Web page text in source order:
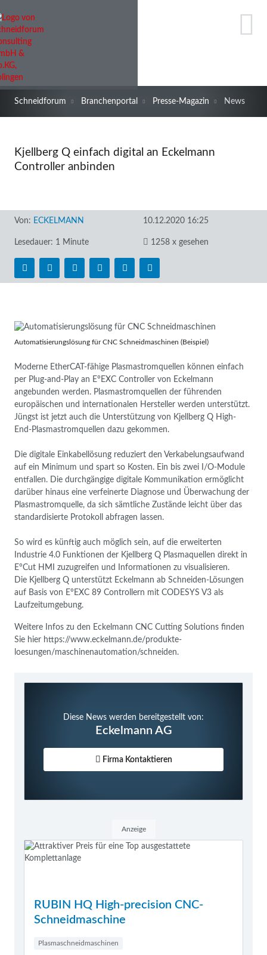
Schneidforum Branchenportal Presse-Magazin News
Kjellberg Q einfach digital an Eckelmann
Controller anbinden
Von: ECKELMANN 10.12.2020 16:25
Lesedauer: 1 Minute 1258 x gesehen
Automatisierungslösung für CNC Schneidmaschinen (Beispiel)
Moderne EtherCAT-fähige Plasmastromquellen können einfach
per Plug-and-Play an E°EXC Controller von Eckelmann
angebunden werden. Plasmastromquellen der führenden
europäischen und internationalen Hersteller werden unterstützt.
Jüngst ist jetzt auch die Unterstützung von Kjellberg Q High-
End-Plasmastromquellen dazu gekommen.
Die digitale Einkabellösung reduziert den Verkabelungsaufwand
auf ein Minimum und spart so Kosten. Ein bis zwei I/O-Module
entfallen. Die durchgängige digitale Kommunikation ermöglicht
darüber hinaus eine verfeinerte Diagnose und Überwachung der
Plasmastromquelle, da sich sämtliche Zustände leicht über das
standardisierte Protokoll abfragen lassen.
So wird es künftig auch möglich sein, auf die erweiterten
Industrie 4.0 Funktionen der Kjellberg Q Plasmaquellen direkt in
E°Cut HMI zuzugreifen und Informationen zu visualisieren.
Die Kjellberg Q unterstützt Eckelmann ab Schneiden-Lösungen
auf Basis von E°EXC 89 Controllern mit CODESYS V3 als
Laufzeitumgebung.
Weitere Infos zu den Eckelmann CNC Cutting Solutions finden
Sie hier https://www.eckelmann.de/produkte-
loesungen/maschinenautomation/schneiden.
Diese News werden bereitgestellt von:
Eckelmann AG
Firma Kontaktieren
Anzeige
RUBIN HQ High-precision CNC-
Schneidmaschine
Plasmaschneidmaschinen